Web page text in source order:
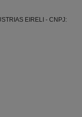
EIRELI - CNPJ: